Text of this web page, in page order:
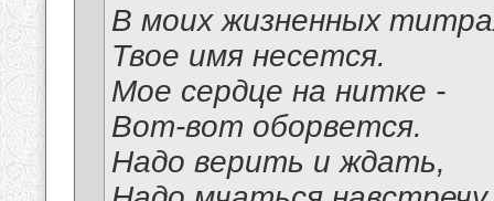
В моих жизненных
Твое имя несется.
Мое сердце на нитке -
Вот-вот оборвется.
Надо верить и ждать,